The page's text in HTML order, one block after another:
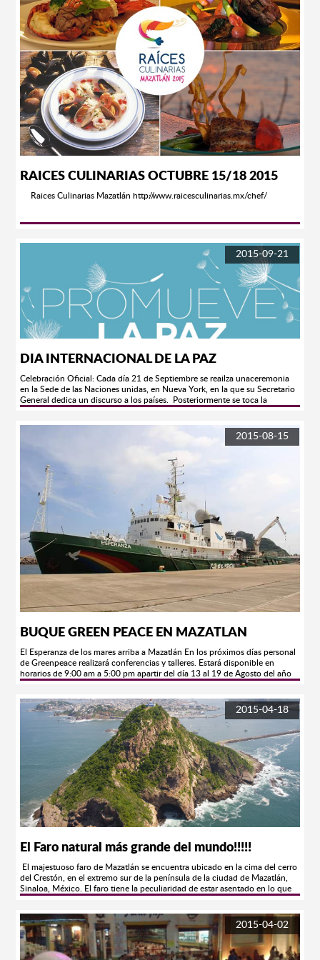
de Hoffman, "Danza" de Las Horas y "Quando men vo" de La Bohemia,
entre otras.
RAICES CULINARIAS OCTUBRE 15/18 2015
Raices Culinarias Mazatlán http://www.raicesculinarias.mx/chef/
2015-09-21
DIA INTERNACIONAL DE LA PAZ
Celebración Oficial: Cada día 21 de Septiembre se reailza unaceremonia
en la Sede de las Naciones unidas, en Nueva York, en la que su Secretario
General dedica un discurso a los países. Posteriormente se toca la
2015-08-15
BUQUE GREEN PEACE EN MAZATLAN
El Esperanza de los mares arriba a Mazatlán En los próximos días personal
de Greenpeace realizará conferencias y talleres. Estará disponible en
horarios de 9:00 am a 5:00 pm apartir del día 13 al 19 de Agosto del año
buque Esperanza. El barco insignia de la organización ecologista
Greenpeace fue amarrado ayer al muelle cerca del ferrie y a partir de hoy, a
las 12:00 horas, se abre a la visita de la ciudadanía en general. A la misma
hora se realizará una ceremonia de recepción por parte de las autoridades
marítimas y funcionarios municipales.
2015-04-18
El Faro natural más grande del mundo!!!!!
El majestuoso faro de Mazatlán se encuentra ubicado en la cima del cerro
del Crestón, en el extremo sur de la península de la ciudad de Mazatlán,
Sinaloa, México. El faro tiene la peculiaridad de estar asentado en lo que
imponente formación natural lo hace ser aun más espectacular. En el año
1821, la Ciudad de Mazatlán recibe por decreto de las Cortes de Cádiz su
certificación como el primer puerto de altura del Pacifico Mexicano.
Hecho de relevancia que le abre las puertas al comercio internacional. La
2015-04-02